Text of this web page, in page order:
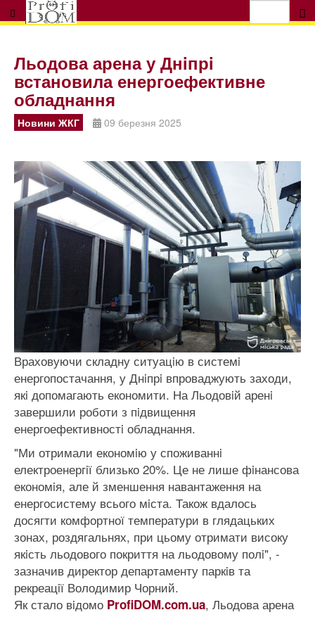
Льодова арена у Днiпрi
встановила енергоефективне
обладнання
Новини ЖКГ 09 березня 2025
Враховуючи складну ситуацiю в системi
енергопостачання, у Днiпрi впроваджують заходи,
якi допомагають економити. На Льодовiй аренi
завершили роботи з пiдвищення
енергоефективностi обладнання.
"Ми отримали економiю у споживаннi
електроенергiї близько 20%. Це не лише фiнансова
економiя, але й зменшення навантаження на
енергосистему всього мiста. Також вдалось
досягти комфортної температури в глядацьких
зонах, роздягальнях, при цьому отримати високу
якiсть льодового покриття на льодовому полi", -
зазначив директор департаменту паркiв та
рекреацiї Володимир Чорний.
Як стало вiдомо ProfiDOM.com.ua, Льодова арена